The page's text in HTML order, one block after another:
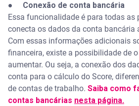
● Conexão de conta bancária
Essa funcionalidade é para todas as
conecta os dados da conta bancária
Com essas informações adicionais
financeira, existe a possibilidade de
aumentar. Ou seja, a conexão dos
conta para o cálculo do Score,
de contas de trabalho. Saiba como
contas bancárias nesta página.